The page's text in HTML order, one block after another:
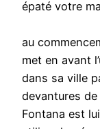
épaté votre
au
met en avant
dans sa ville
devantures de
Fontana est